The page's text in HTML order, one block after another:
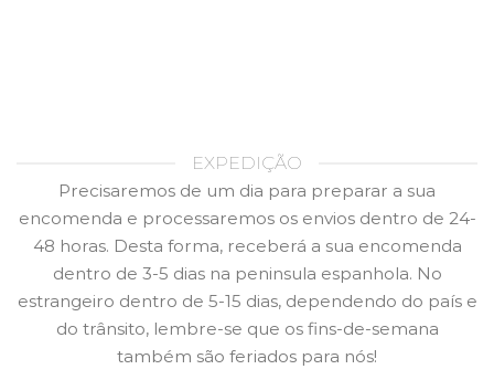
EXPEDIÇÃO
Precisaremos de um dia para preparar a sua
encomenda e processaremos os envios dentro de 24-
48 horas. Desta forma, receberá a sua encomenda
dentro de 3-5 dias na peninsula espanhola. No
estrangeiro dentro de 5-15 dias, dependendo do país e
do trânsito, lembre-se que os fins-de-semana
também são feriados para nós!